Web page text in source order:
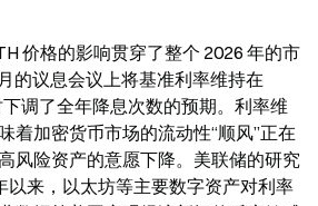
价格的影响贯穿了整个 2026 年的市
的议息会议上将基准利率维持在
调了全年降息次数的预期。利率维
着加密货币市场的流动性“顺风”正在
风险资产的意愿下降。美联储的研究
以来，以太坊等主要数字资产对利率